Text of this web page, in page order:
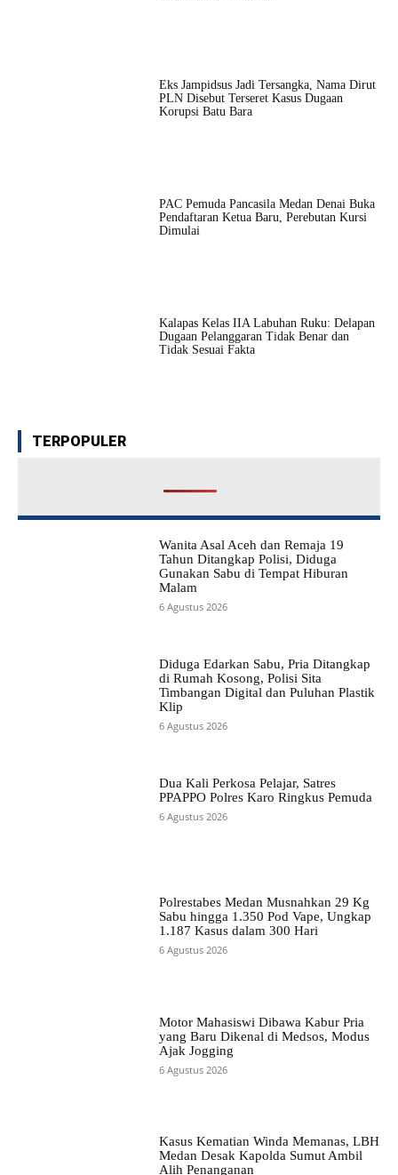
Eks Jampidsus Jadi Tersangka, Nama Dirut
PLN Disebut Terseret Kasus Dugaan
Korupsi Batu Bara
PAC Pemuda Pancasila Medan Denai Buka
Pendaftaran Ketua Baru, Perebutan Kursi
Dimulai
Kalapas Kelas IIA Labuhan Ruku: Delapan
Dugaan Pelanggaran Tidak Benar dan
Tidak Sesuai Fakta
TERPOPULER
Wanita Asal Aceh dan Remaja 19
Tahun Ditangkap Polisi, Diduga
Gunakan Sabu di Tempat Hiburan
Malam
6 Agustus 2026
Diduga Edarkan Sabu, Pria Ditangkap
di Rumah Kosong, Polisi Sita
Timbangan Digital dan Puluhan Plastik
Klip
6 Agustus 2026
Dua Kali Perkosa Pelajar, Satres
PPAPPO Polres Karo Ringkus Pemuda
6 Agustus 2026
Polrestabes Medan Musnahkan 29 Kg
Sabu hingga 1.350 Pod Vape, Ungkap
1.187 Kasus dalam 300 Hari
6 Agustus 2026
Motor Mahasiswi Dibawa Kabur Pria
yang Baru Dikenal di Medsos, Modus
Ajak Jogging
6 Agustus 2026
Kasus Kematian Winda Memanas, LBH
Medan Desak Kapolda Sumut Ambil
Alih Penanganan